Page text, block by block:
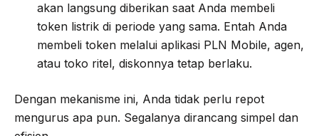
akan langsung diberikan saat Anda membeli
token listrik di periode yang sama. Entah Anda
membeli token melalui aplikasi PLN Mobile, agen,
atau toko ritel, diskonnya tetap berlaku.
Dengan mekanisme ini, Anda tidak perlu repot
mengurus apa pun. Segalanya dirancang simpel dan